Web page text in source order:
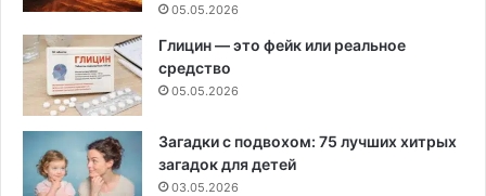
05.05.2026
Глицин — это фейк или реальное
средство
05.05.2026
Загадки с подвохом: 75 лучших хитрых
загадок для детей
03.05.2026